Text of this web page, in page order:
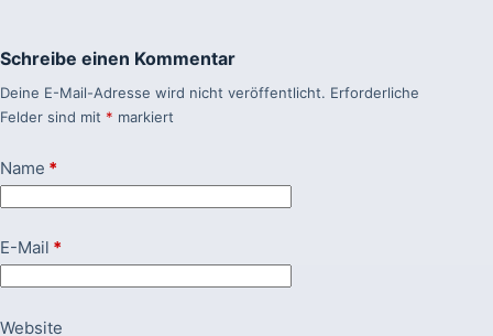
Schreibe einen Kommentar
Deine E-Mail-Adresse wird nicht veröffentlicht. Erforderliche
Felder sind mit * markiert
Name *
E-Mail *
Website